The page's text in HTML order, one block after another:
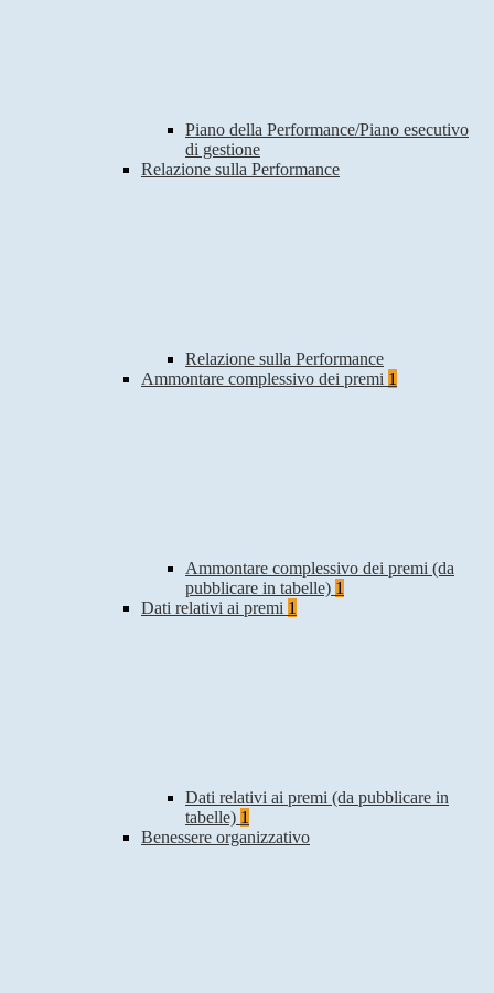
Piano della Performance/Piano esecutivo
di gestione
Relazione sulla Performance
Relazione sulla Performance
Ammontare complessivo dei premi 1
Ammontare complessivo dei premi (da
pubblicare in tabelle) 1
Dati relativi ai premi 1
Dati relativi ai premi (da pubblicare in
tabelle) 1
Benessere organizzativo